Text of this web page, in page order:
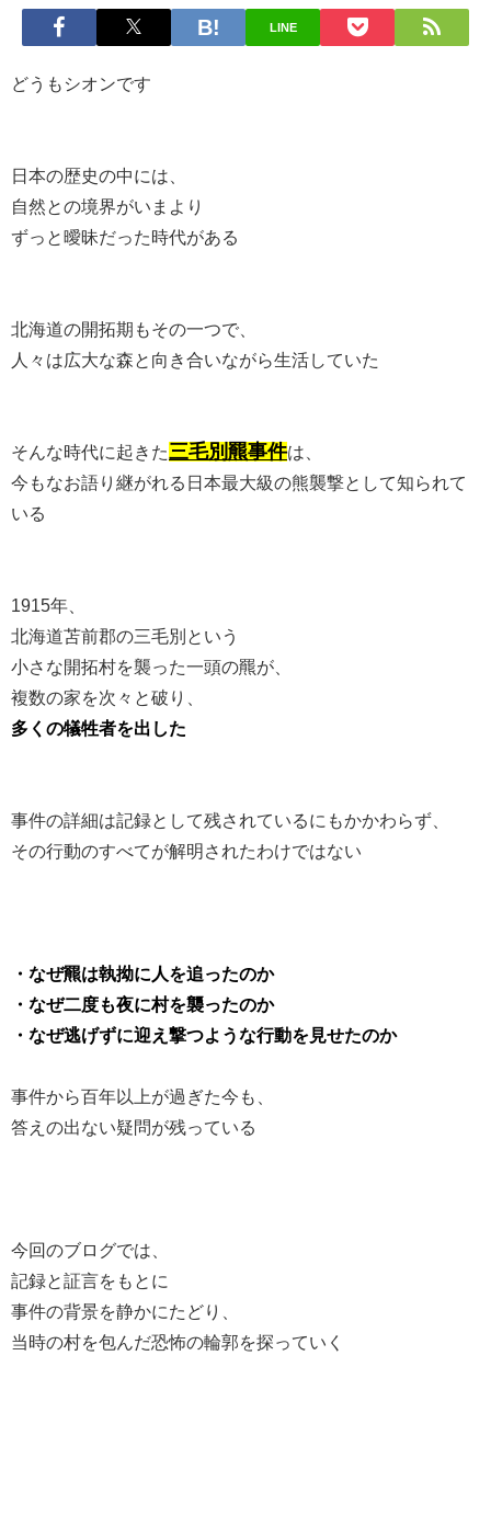
LINE
どうもシオンです
日本の歴史の中には、
自然との境界がいまより
ずっと曖昧だった時代がある
北海道の開拓期もその一つで、
人々は広大な森と向き合いながら生活していた
そんな時代に起きた三毛別羆事件は、
今もなお語り継がれる日本最大級の熊襲撃として知られて
いる
1915年、
北海道苫前郡の三毛別という
小さな開拓村を襲った一頭の羆が、
複数の家を次々と破り、
多くの犠牲者を出した
事件の詳細は記録として残されているにもかかわらず、
その行動のすべてが解明されたわけではない
・なぜ羆は執拗に人を追ったのか
・なぜ二度も夜に村を襲ったのか
・なぜ逃げずに迎え撃つような行動を見せたのか
事件から百年以上が過ぎた今も、
答えの出ない疑問が残っている
今回のブログでは、
記録と証言をもとに
事件の背景を静かにたどり、
当時の村を包んだ恐怖の輪郭を探っていく